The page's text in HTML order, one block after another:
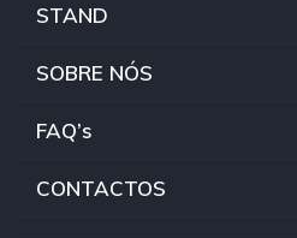
STAND
SOBRE NÓS
FAQ’s
CONTACTOS